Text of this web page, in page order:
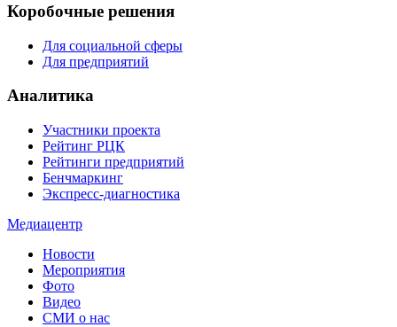
Коробочные решения
Для социальной сферы
Для предприятий
Аналитика
Участники проекта
Рейтинг РЦК
Рейтинги предприятий
Бенчмаркинг
Экспресс-диагностика
Медиацентр
Новости
Мероприятия
Фото
Видео
СМИ о нас